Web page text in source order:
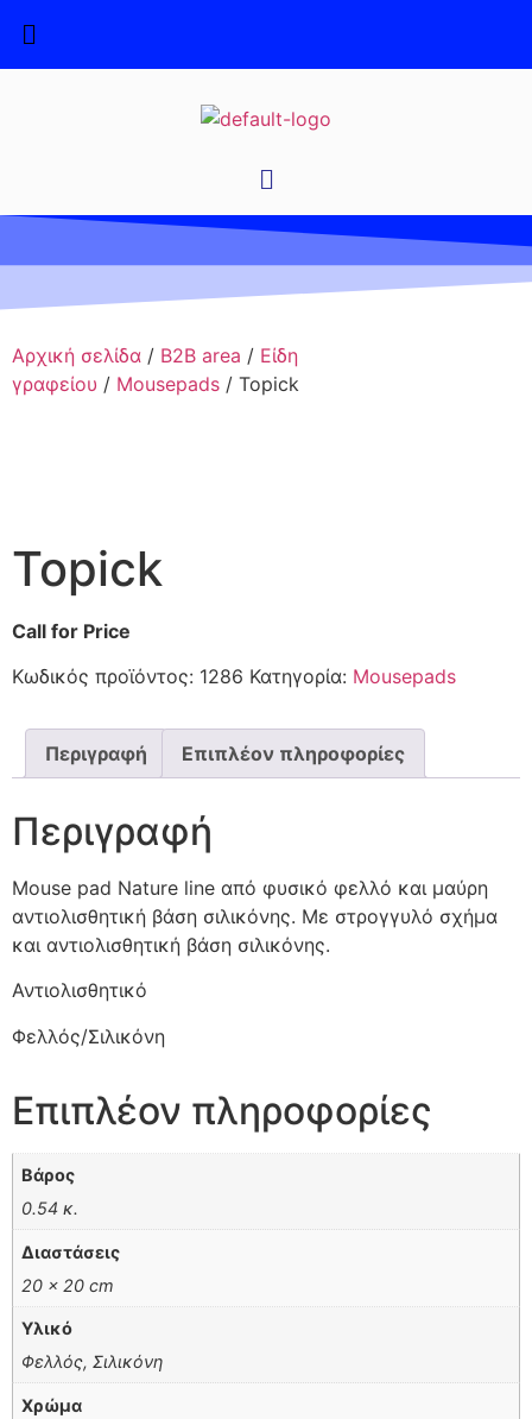
Αρχική σελίδα / B2B area / Είδη
γραφείου / Mousepads / Topick
Topick
Call for Price
Κωδικός προϊόντος: 1286 Κατηγορία: Mousepads
Περιγραφή Επιπλέον πληροφορίες
Περιγραφή
Mouse pad Nature line από φυσικό φελλό και μαύρη
αντιολισθητική βάση σιλικόνης. Με στρογγυλό σχήμα
και αντιολισθητική βάση σιλικόνης.
Αντιολισθητικό
Φελλός/Σιλικόνη
Επιπλέον πληροφορίες
Βάρος
0.54 κ.
Διαστάσεις
20 × 20 cm
Υλικό
Φελλός, Σιλικόνη
Χρώμα